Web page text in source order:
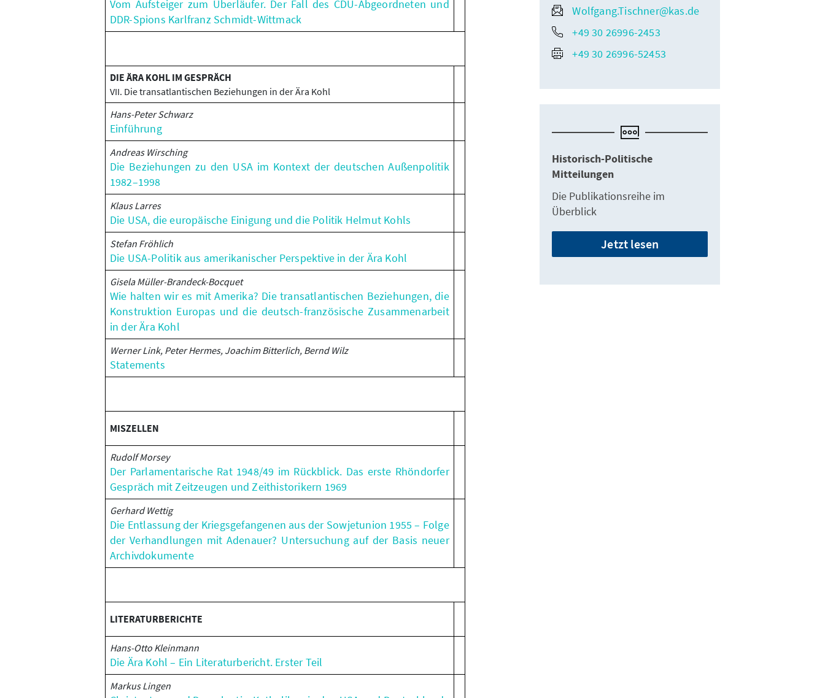
Vom Aufsteiger zum Überläufer. Der Fall des CDU-Abgeordneten und
DDR-Spions Karlfranz Schmidt-Wittmack
DIE ÄRA KOHL IM GESPRÄCH
VII. Die transatlantischen Beziehungen in der Ära Kohl
Hans-Peter Schwarz
Einführung
Andreas Wirsching
Die Beziehungen zu den USA im Kontext der deutschen Außenpolitik
1982–1998
Klaus Larres
Die USA, die europäische Einigung und die Politik Helmut Kohls
Stefan Fröhlich
Die USA-Politik aus amerikanischer Perspektive in der Ära Kohl
Gisela Müller-Brandeck-Bocquet
Wie halten wir es mit Amerika? Die transatlantischen Beziehungen, die
Konstruktion Europas und die deutsch-französische Zusammenarbeit
in der Ära Kohl
Werner Link, Peter Hermes, Joachim Bitterlich, Bernd Wilz
Statements
MISZELLEN
Rudolf Morsey
Der Parlamentarische Rat 1948/49 im Rückblick. Das erste Rhöndorfer
Gespräch mit Zeitzeugen und Zeithistorikern 1969
Gerhard Wettig
Die Entlassung der Kriegsgefangenen aus der Sowjetunion 1955 – Folge
der Verhandlungen mit Adenauer? Untersuchung auf der Basis neuer
Archivdokumente
LITERATURBERICHTE
Hans-Otto Kleinmann
Die Ära Kohl – Ein Literaturbericht. Erster Teil
Markus Lingen
Wolfgang.Tischner@kas.de
+49 30 26996-2453
+49 30 26996-52453
Historisch-Politische
Mitteilungen
Die Publikationsreihe im
Überblick
Jetzt lesen